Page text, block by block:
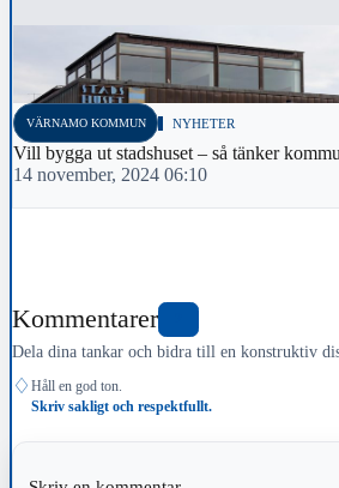
VÄRNAMO KOMMUN NYHETER
Vill bygga ut stadshuset – så tänker
14 november, 2024 06:10
Kommentarer
Dela dina tankar och bidra till en konstruktiv
♢ Håll en god ton.
Skriv sakligt och respektfullt.